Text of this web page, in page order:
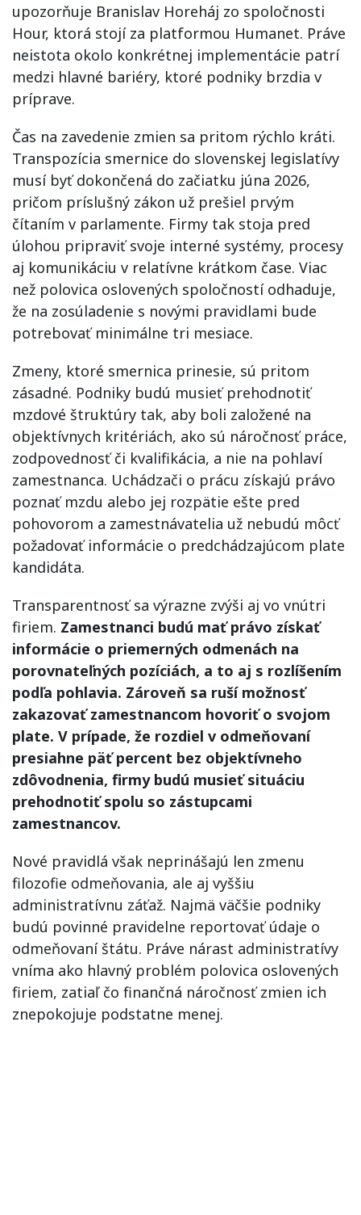
upozorňuje Branislav Horeháj zo spoločnosti
Hour, ktorá stojí za platformou Humanet. Práve
neistota okolo konkrétnej implementácie patrí
medzi hlavné bariéry, ktoré podniky brzdia v
príprave.
Čas na zavedenie zmien sa pritom rýchlo kráti.
Transpozícia smernice do slovenskej legislatívy
musí byť dokončená do začiatku júna 2026,
pričom príslušný zákon už prešiel prvým
čítaním v parlamente. Firmy tak stoja pred
úlohou pripraviť svoje interné systémy, procesy
aj komunikáciu v relatívne krátkom čase. Viac
než polovica oslovených spoločností odhaduje,
že na zosúladenie s novými pravidlami bude
potrebovať minimálne tri mesiace.
Zmeny, ktoré smernica prinesie, sú pritom
zásadné. Podniky budú musieť prehodnotiť
mzdové štruktúry tak, aby boli založené na
objektívnych kritériách, ako sú náročnosť práce,
zodpovednosť či kvalifikácia, a nie na pohlaví
zamestnanca. Uchádzači o prácu získajú právo
poznať mzdu alebo jej rozpätie ešte pred
pohovorom a zamestnávatelia už nebudú môcť
požadovať informácie o predchádzajúcom plate
kandidáta.
Transparentnosť sa výrazne zvýši aj vo vnútri
firiem. Zamestnanci budú mať právo získať
informácie o priemerných odmenách na
porovnateľných pozíciách, a to aj s rozlíšením
podľa pohlavia. Zároveň sa ruší možnosť
zakazovať zamestnancom hovoriť o svojom
plate. V prípade, že rozdiel v odmeňovaní
presiahne päť percent bez objektívneho
zdôvodnenia, firmy budú musieť situáciu
prehodnotiť spolu so zástupcami
zamestnancov.
Nové pravidlá však neprinášajú len zmenu
filozofie odmeňovania, ale aj vyššiu
administratívnu záťaž. Najmä väčšie podniky
budú povinné pravidelne reportovať údaje o
odmeňovaní štátu. Práve nárast administratívy
vníma ako hlavný problém polovica oslovených
firiem, zatiaľ čo finančná náročnosť zmien ich
znepokojuje podstatne menej.